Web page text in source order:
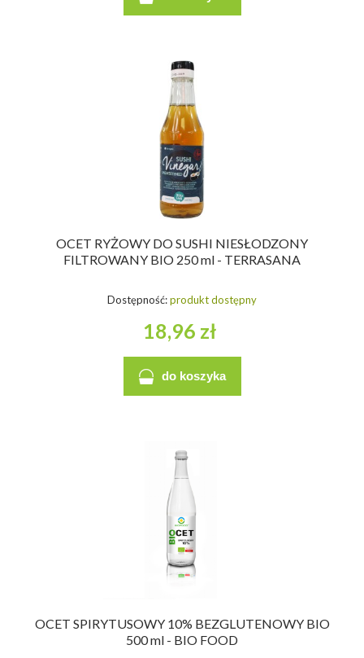
OCET RYŻOWY DO SUSHI NIESŁODZONY
FILTROWANY BIO 250 ml - TERRASANA
Dostępność:produkt dostępny
18,96 zł
do koszyka
OCET SPIRYTUSOWY 10% BEZGLUTENOWY BIO
500 ml - BIO FOOD